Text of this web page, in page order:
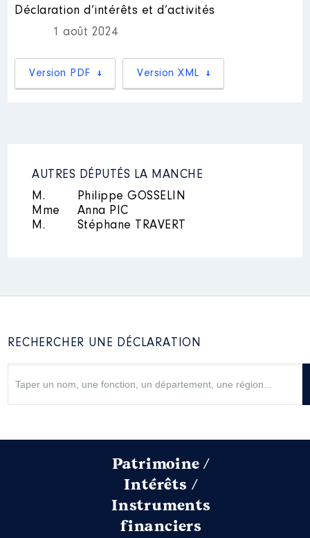
Nom : FILLÂTRE Marie-Hélène
Description des autres activités
circonscription
Commentaire : collaborateur en
circonscription
Déclaration d’intérêts et d’activités
1 août 2024
Version PDF Version XML
AUTRES DÉPUTÉS LA MANCHE
M.
Philippe GOSSELIN
Mme
Anna PIC
M.
Stéphane TRAVERT
RECHERCHER UNE DÉCLARATION
Patrimoine /
Intérêts /
Instruments
financiers